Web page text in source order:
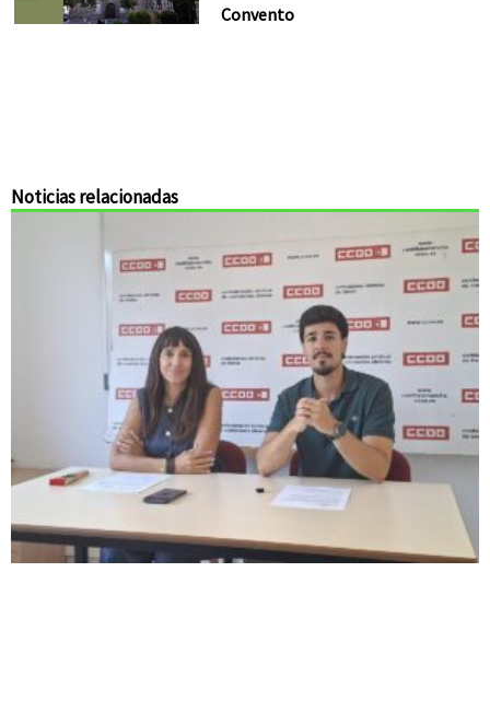
Convento
Noticias relacionadas